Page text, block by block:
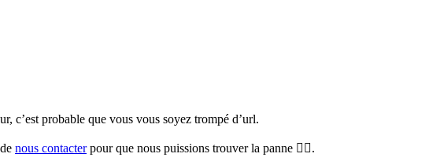
c’est probable que vous vous soyez trompé d’url.
nous contacterpour que nous puissions trouver la panne 🕵️‍♀️.